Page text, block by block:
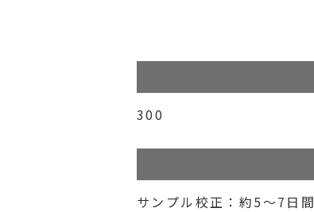
300
サンプル校正：約5～7日間